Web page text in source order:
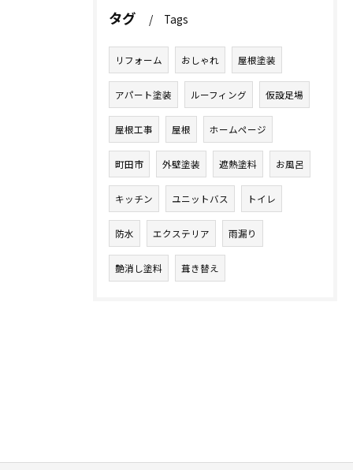
タグ Tags
リフォーム おしゃれ 屋根塗装
アパート塗装 ルーフィング 仮設足場
屋根工事 屋根 ホームページ
町田市 外壁塗装 遮熱塗料 お風呂
キッチン ユニットバス トイレ
防水 エクステリア 雨漏り
艶消し塗料 葺き替え